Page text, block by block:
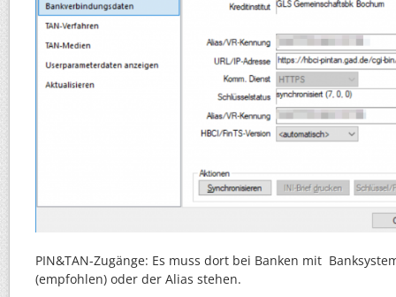
PIN&TAN-Zugänge: Es muss dort bei Banken mit
(empfohlen) oder der Alias stehen.